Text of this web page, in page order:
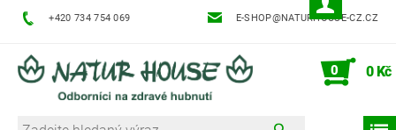
+420 734 754 069 E-SHOP@NATURHOUSE-CZ.CZ
0 0 Kč